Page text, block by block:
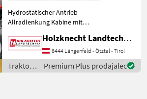
Hydrostatischer Antrieb
Allradlenkung Kabine mit
Fronthubwerk mit Hydr.
Geräteentlastung, Hydr.
Seitenverschub Bereifung
31x15.50-15 Ter
Holzknecht Landtechnik GmbH.
6444 Längenfeld - Ötztal - Tirol
Traktor /
Aebi
Premium Plus prodajalec